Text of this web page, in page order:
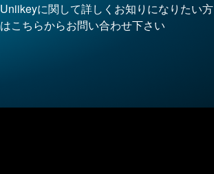
Uniikeyに関して詳しくお知りになりたい方
はこちらからお問い合わせ下さい